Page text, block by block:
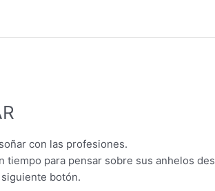
con las profesiones.
para pensar sobre sus anhelos
botón.